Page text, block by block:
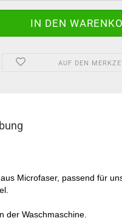
AUF DEN
Microfaser, passend für
der Waschmaschine.